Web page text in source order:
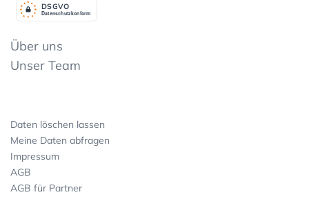
Datenschutzkonform
DSGVO
Über uns
Unser Team
Daten löschen lassen
Meine Daten abfragen
Impressum
AGB
AGB für Partner